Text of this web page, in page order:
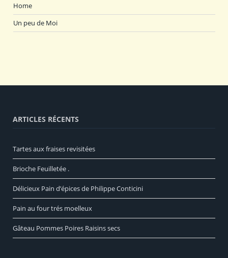
Home
Un peu de Moi
ARTICLES RÉCENTS
Tartes aux fraises revisitées
Brioche Feuilletée .
Délicieux Pain d’épices de Philippe Conticini
Pain au four trés moelleux
Gâteau Pommes Poires Raisins secs